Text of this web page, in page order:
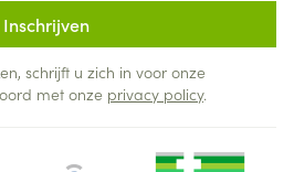
Inschrijven
schrijft u zich in voor onze
met onze privacy policy.